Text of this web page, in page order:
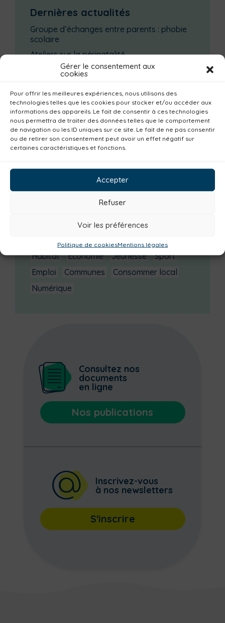
Gérer le consentement aux
cookies
Pour offrir les meilleures expériences, nous utilisons des
technologies telles que les cookies pour stocker et/ou accéder aux
informations des appareils. Le fait de consentir à ces technologies
nous permettra de traiter des données telles que le comportement
de navigation ou les ID uniques sur ce site. Le fait de ne pas consentir
ou de retirer son consentement peut avoir un effet négatif sur
certaines caractéristiques et fonctions.
Accepter
Refuser
Voir les préférences
Politique de cookiesMentions légales
Dernières actualités
Groupe d’échanges entre parents : phobie
scolaire
Ateliers sur la périnatalité
La saison culturelle 2026-2027 est lancée !
Enquête publique
Catégories actualités / agenda
Urbanisme Réemploi Seniors
Loisirs
Familles
Culture
Non classé
Solidarité
Centre aquatique
Environnement
Mobilité
Petite enfance
Habitat
Economie Jeunesse
Sport
Emploi
Communes
Consommer local
Numérique
Consultez nos
documents
en ligne
Nos publications
Inscrivez-vous
à nos newsletters
S'inscrire